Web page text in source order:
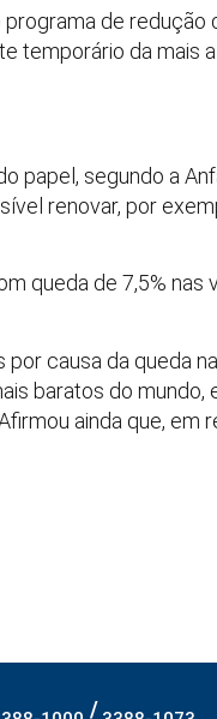
de redução
temporário da mais
papel, segundo a
renovar, por
queda de 7,5% nas
causa da queda
baratos do mundo,
ainda que, em
/